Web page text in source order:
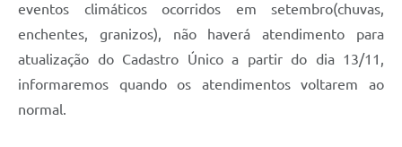
eventos climáticos ocorridos em setembro(chuvas,
enchentes, granizos), não haverá atendimento para
atualização do Cadastro Único a partir do dia 13/11,
informaremos quando os atendimentos voltarem ao
normal.